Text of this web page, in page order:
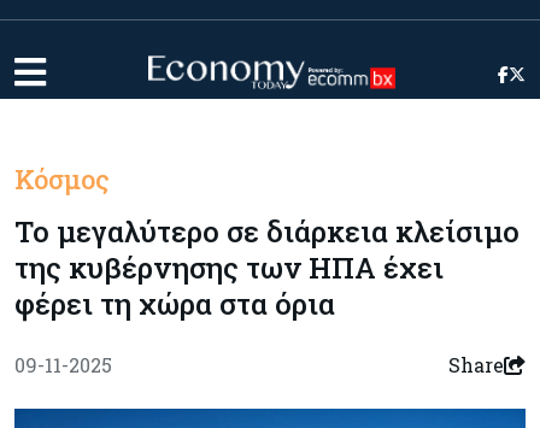
Κόσμος
To μεγαλύτερο σε διάρκεια κλείσιμο
της κυβέρνησης των ΗΠΑ έχει
φέρει τη χώρα στα όρια
09-11-2025 Share